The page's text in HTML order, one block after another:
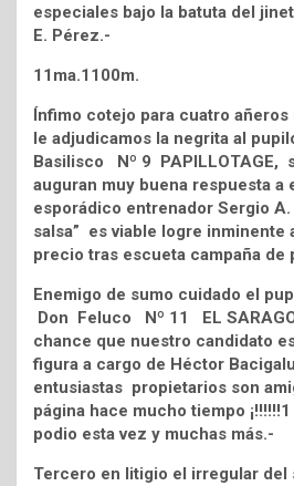
especiales bajo la batuta del
E. Pérez.-
11ma.1100m.
Ínfimo cotejo para cuatro
le adjudicamos la negrita al
Basilisco Nº 9 PAPILLOTAGE,
auguran muy buena respuesta a
esporádico entrenador Sergio
salsa” es viable logre inminente
precio tras escueta campaña de
Enemigo de sumo cuidado el
Don Feluco Nº 11 EL
chance que nuestro candidato
figura a cargo de Héctor Bacigalupi
entusiastas propietarios son
página hace mucho tiempo
podio esta vez y muchas más.-
Tercero en litigio el irregular del